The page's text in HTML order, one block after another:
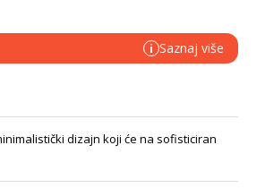
i Saznaj više
dizajn koji će na sofisticiran